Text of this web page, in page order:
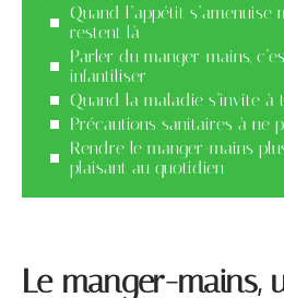
Quand l’appétit s’amenuise
restent là
Parler du manger-mains,
infantiliser
Quand la maladie s’invite à
Précautions sanitaires à ne
Rendre le manger-mains
plaisant au quotidien
Le manger-mains,